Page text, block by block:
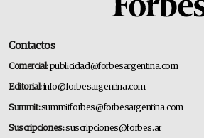
Contactos
Comercial:publicidad@forbesargentina.com
Editorial:info@forbesargentina.com
Summit:summitforbes@forbesargentina.com
Suscripciones:suscripciones@forbes.ar